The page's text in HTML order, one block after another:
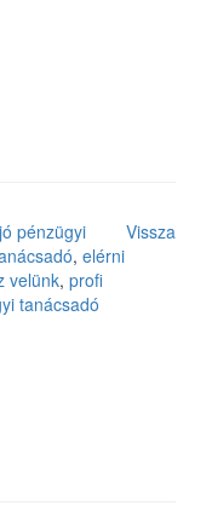
Vissza
jó pénzügyi
, elérni
velünk, profi
tanácsadó